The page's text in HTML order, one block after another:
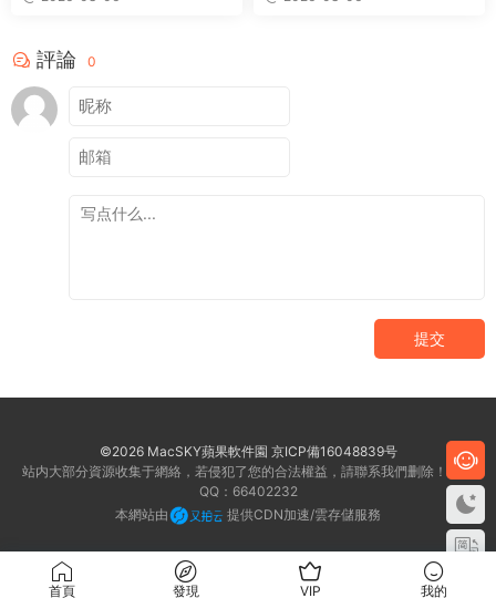
評論 0
提交
©2026 MacSKY蘋果軟件園 京ICP備16048839号
站内大部分資源收集于網絡，若侵犯了您的合法權益，請聯系我們删除！客服
QQ：66402232
本網站由
提供CDN加速/雲存儲服務
首頁 發現 VIP 我的